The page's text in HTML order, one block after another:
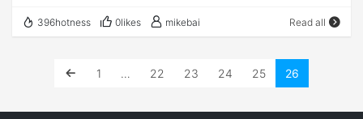
的粗体显示与否。 BrowseMode 目前尚未支
板。 CreateBookmark 创建一个书签锚或获取当前选中
区或插入点的书签锚的名称。 CreateLink 在当前选中区
上插入超级链接，或显示一个对话框允许用户指定要为当
396hotness 0likes mikebai Read all
1 … 22 23 24 25 26